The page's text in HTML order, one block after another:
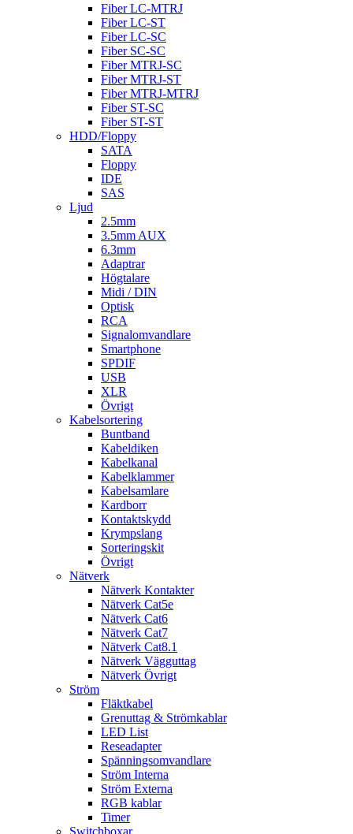
Fiber LC-MTRJ
Fiber LC-ST
Fiber LC-SC
Fiber SC-SC
Fiber MTRJ-SC
Fiber MTRJ-ST
Fiber MTRJ-MTRJ
Fiber ST-SC
Fiber ST-ST
HDD/Floppy
SATA
Floppy
IDE
SAS
Ljud
2.5mm
3.5mm AUX
6.3mm
Adaptrar
Högtalare
Midi / DIN
Optisk
RCA
Signalomvandlare
Smartphone
SPDIF
USB
XLR
Övrigt
Kabelsortering
Buntband
Kabeldiken
Kabelkanal
Kabelklammer
Kabelsamlare
Kardborr
Kontaktskydd
Krympslang
Sorteringskit
Övrigt
Nätverk
Nätverk Kontakter
Nätverk Cat5e
Nätverk Cat6
Nätverk Cat7
Nätverk Cat8.1
Nätverk Vägguttag
Nätverk Övrigt
Ström
Fläktkabel
Grenuttag & Strömkablar
LED List
Reseadapter
Spänningsomvandlare
Ström Interna
Ström Externa
RGB kablar
Timer
Switchboxar